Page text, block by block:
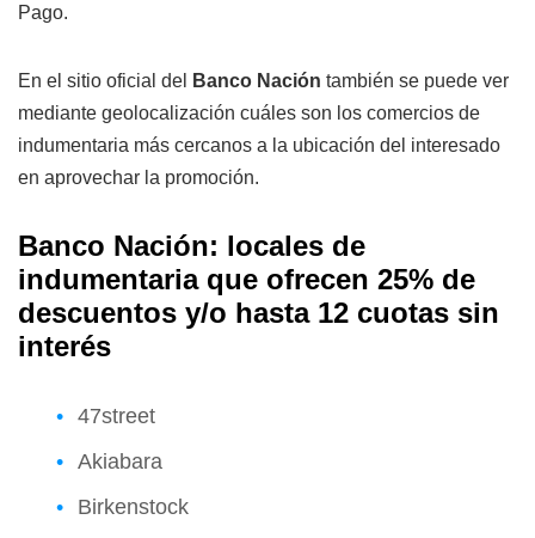
Pago.
En el sitio oficial del Banco Nación también se puede ver
mediante geolocalización cuáles son los comercios de
indumentaria más cercanos a la ubicación del interesado
en aprovechar la promoción.
Banco Nación: locales de
indumentaria que ofrecen 25% de
descuentos y/o hasta 12 cuotas sin
interés
47street
Akiabara
Birkenstock